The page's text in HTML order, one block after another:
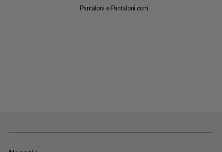
Pantaloni e Pantaloni corti